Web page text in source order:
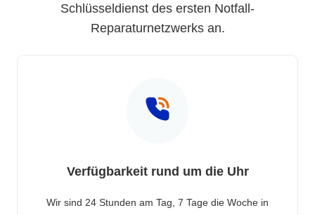
Schlüsseldienst des ersten Notfall-
Reparaturnetzwerks an.
Verfügbarkeit rund um die Uhr
Wir sind 24 Stunden am Tag, 7 Tage die Woche in